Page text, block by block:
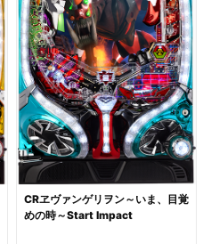
CRヱヴァンゲリヲン～いま、目覚
めの時～Start Impact